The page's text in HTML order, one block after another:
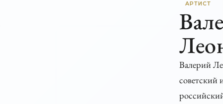
АРТИСТ
Валерий
советский